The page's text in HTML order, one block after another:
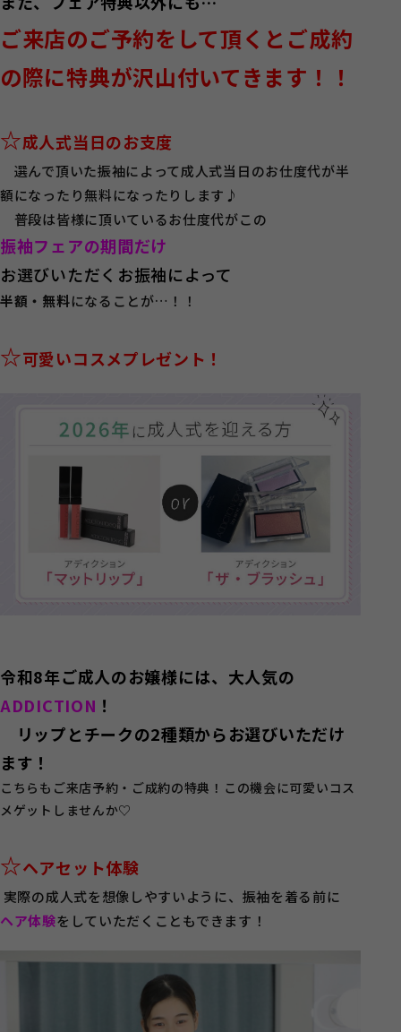
ご来店のご予約をして頂くとご成約
の際に特典が沢山付いてきます！！
☆成人式当日のお支度
選んで頂いた振袖によって成人式当日のお仕度代が半
額になったり無料になったりします♪
普段は皆様に頂いているお仕度代がこの
振袖フェアの期間だけ
お選びいただくお振袖によって
半額・無料になることが…！！
☆可愛いコスメプレゼント！
令和8年ご成人のお嬢様には、大人気の
ADDICTION ！
リップとチークの2種類からお選びいただけ
ます！
こちらもご来店予約・ご成約の特典！この機会に可愛いコス
メゲットしませんか♡
☆ヘアセット体験
実際の成人式を想像しやすいように、振袖を着る前に
ヘア体験をしていただくこともできます！